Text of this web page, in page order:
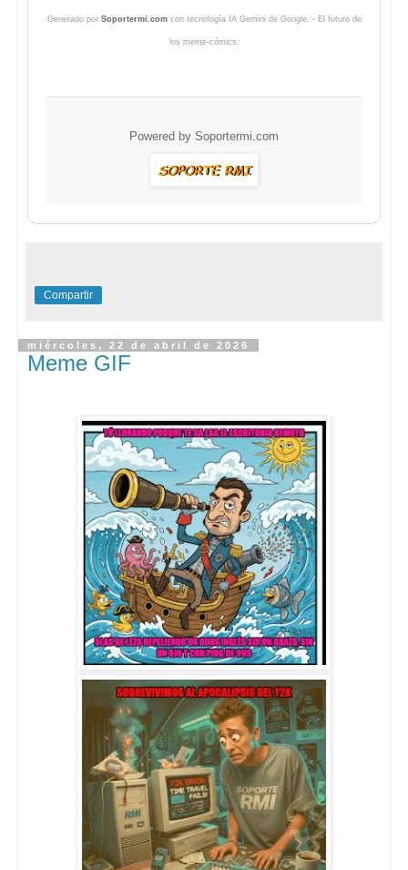
Generado por Soportermi.comcon tecnología IA Gemini de Google. - El futuro de
los meme-cómics.
Powered by Soportermi.com
Compartir
miércoles, 22 de abril de 2026
Meme GIF